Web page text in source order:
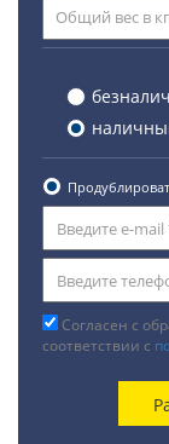
Согласен с
соответствии с